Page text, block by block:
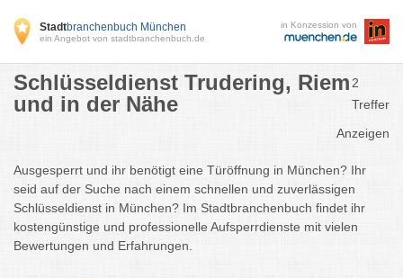
Stadtbranchenbuch München
ein Angebot von stadtbranchenbuch.de
in Konzession von
Schlüsseldienst Trudering, Riem
und in der Nähe
2
Treffer
Anzeigen
Ausgesperrt und ihr benötigt eine Türöffnung in München? Ihr
seid auf der Suche nach einem schnellen und zuverlässigen
Schlüsseldienst in München? Im Stadtbranchenbuch findet ihr
kostengünstige und professionelle Aufsperrdienste mit vielen
Bewertungen und Erfahrungen.